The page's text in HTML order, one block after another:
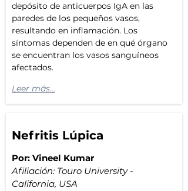
depósito de anticuerpos IgA en las
paredes de los pequeños vasos,
resultando en inflamación. Los
síntomas dependen de en qué órgano
se encuentran los vasos sanguíneos
afectados.
Leer más...
Nefritis Lúpica
Por: Vineel Kumar
Afiliación: Touro University -
California, USA